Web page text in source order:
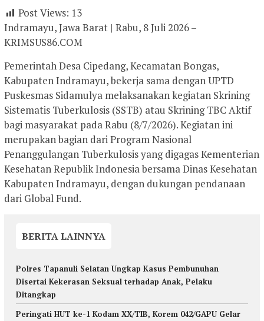
Post Views: 13
Indramayu, Jawa Barat | Rabu, 8 Juli 2026 –
KRIMSUS86.COM
Pemerintah Desa Cipedang, Kecamatan Bongas,
Kabupaten Indramayu, bekerja sama dengan UPTD
Puskesmas Sidamulya melaksanakan kegiatan Skrining
Sistematis Tuberkulosis (SSTB) atau Skrining TBC Aktif
bagi masyarakat pada Rabu (8/7/2026). Kegiatan ini
merupakan bagian dari Program Nasional
Penanggulangan Tuberkulosis yang digagas Kementerian
Kesehatan Republik Indonesia bersama Dinas Kesehatan
Kabupaten Indramayu, dengan dukungan pendanaan
dari Global Fund.
BERITA LAINNYA
Polres Tapanuli Selatan Ungkap Kasus Pembunuhan
Disertai Kekerasan Seksual terhadap Anak, Pelaku
Ditangkap
Peringati HUT ke-1 Kodam XX/TIB, Korem 042/GAPU Gelar